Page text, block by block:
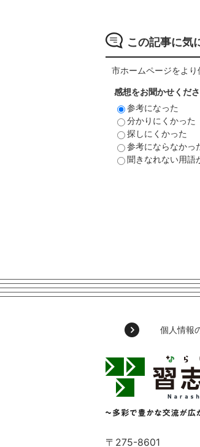
この記事に気
市ホームページをよ
感想をお聞かせくだ
参考になった
分かりにくかった
探しにくかった
参考にならなかっ
聞きなれない用語
個人情報
習
志
Narashino
～
〒275-8601